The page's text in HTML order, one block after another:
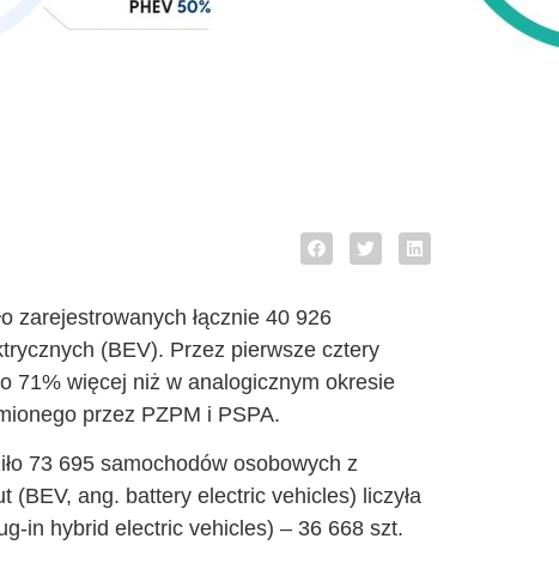
zarejestrowanych łącznie 40 926
(BEV). Przez pierwsze cztery
71% więcej niż w analogicznym okresie
przez PZPM i PSPA.
73 695 samochodów osobowych z
(BEV, ang. battery electric vehicles) liczyła
in hybrid electric vehicles) – 36 668 szt.